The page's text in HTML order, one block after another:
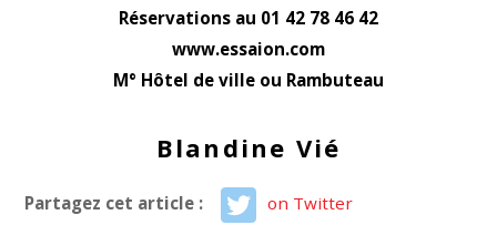
Réservations au 01 42 78 46 42
www.essaion.com
M° Hôtel de ville ou Rambuteau
Blandine Vié
Partagez cet article : on Twitter